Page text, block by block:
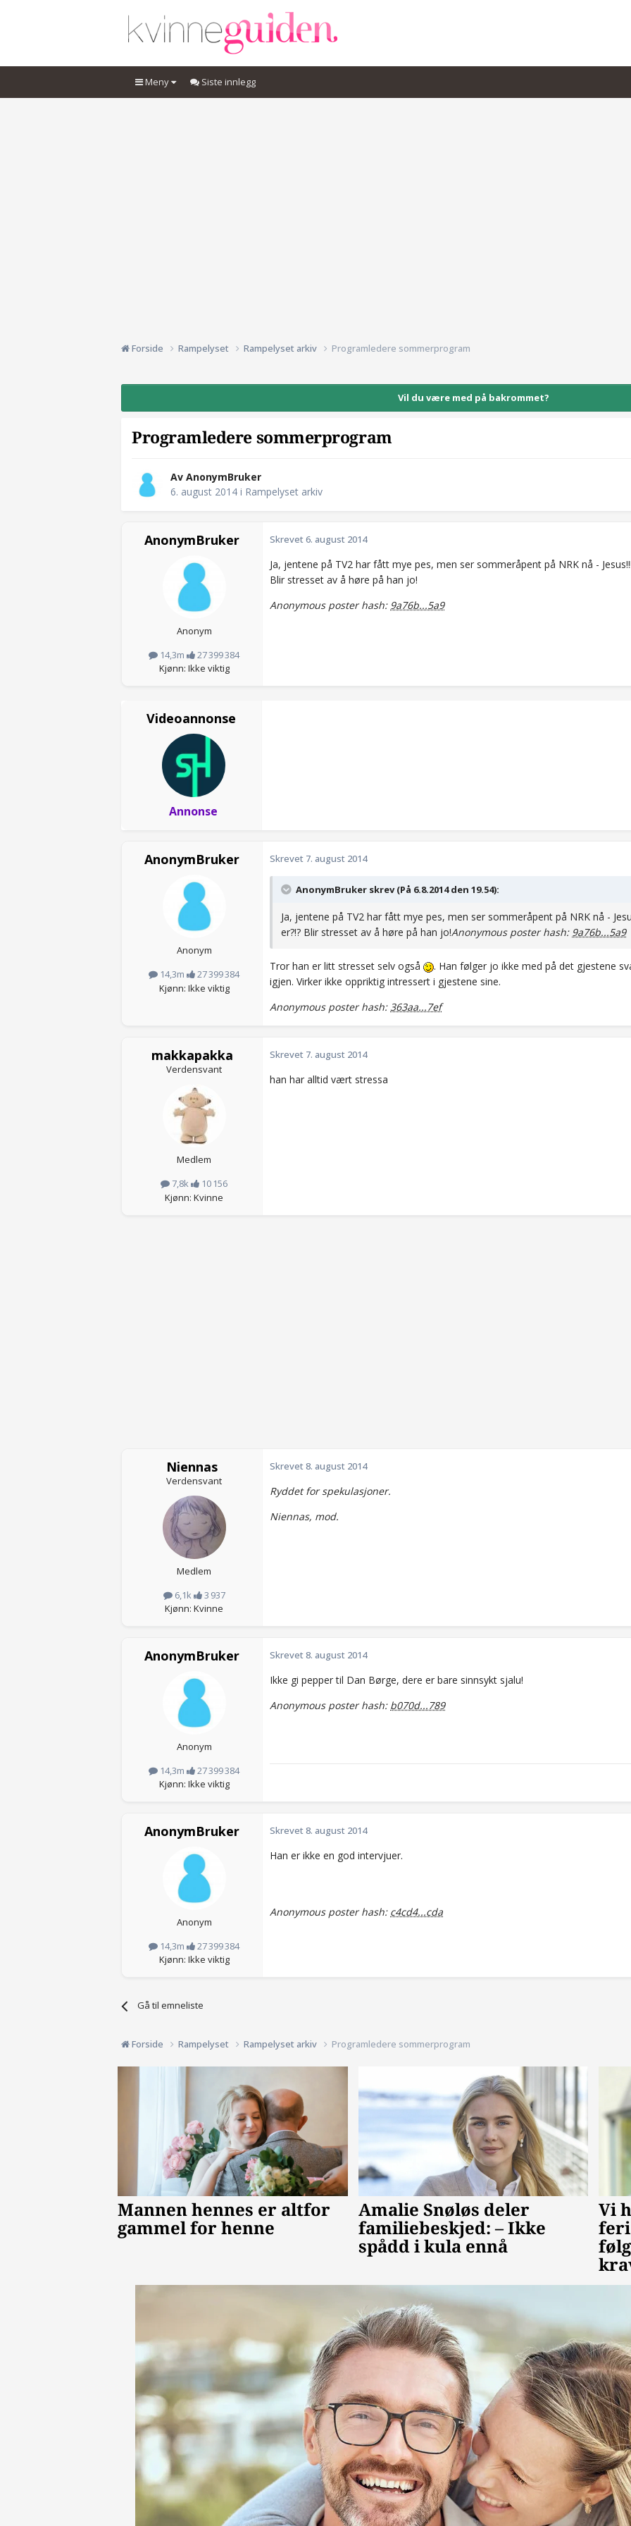
Meny Siste innlegg
Forside Rampelyset Rampelyset arkiv Programledere sommerprogram
Vil du være med på bakrommet?
Programledere sommerprogram
Av AnonymBruker
6. august 2014 i Rampelyset arkiv
AnonymBruker
Anonym
14,3m
27 399 384
Kjønn: Ikke viktig
Skrevet6. august 2014
Ja, jentene på TV2 har fått mye pes, men ser sommeråpent på NRK nå -
Blir stresset av å høre på han jo!
Anonymous poster hash: 9a76b...5a9
Videoannonse
Annonse
AnonymBruker
Anonym
14,3m
27 399 384
Kjønn: Ikke viktig
Skrevet 7. august 2014
AnonymBruker skrev (På 6.8.2014 den 19.54):
Ja, jentene på TV2 har fått mye pes, men ser sommeråpent på NRK nå -
er?!? Blir stresset av å høre på han jo!Anonymous poster hash: 9a76b...5a9
Tror han er litt stresset selv også
. Han følger jo ikke med på det gjestene
igjen. Virker ikke oppriktig intressert i gjestene sine.
Anonymous poster hash:363aa...7ef
makkapakka
Verdensvant
Medlem
7,8k
10 156
Kjønn: Kvinne
Skrevet 7. august 2014
han har alltid vært stressa
Niennas
Verdensvant
Medlem
6,1k
3 937
Kjønn: Kvinne
Skrevet8. august 2014
Ryddet for spekulasjoner.
Niennas, mod.
AnonymBruker
Anonym
14,3m
27 399 384
Kjønn: Ikke viktig
Skrevet8. august 2014
Ikke gi pepper til Dan Børge, dere er bare sinnsykt sjalu!
Anonymous poster hash: b070d...789
AnonymBruker
Anonym
14,3m
27 399 384
Kjønn: Ikke viktig
Skrevet8. august 2014
Han er ikke en god intervjuer.
Anonymous poster hash: c4cd4...cda
Gå til emneliste
Forside Rampelyset Rampelyset arkiv Programledere sommerprogram